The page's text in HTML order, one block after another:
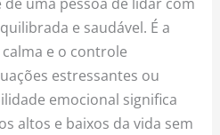
e saudável. É a
e o controle
estressantes ou
emocional significa
altos e baixos da vida sem